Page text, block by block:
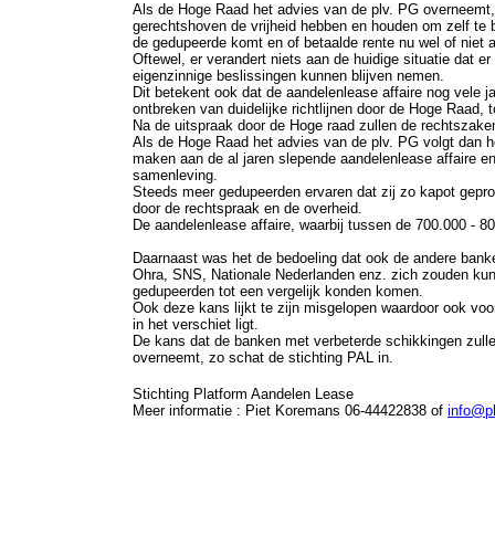
Als de Hoge Raad het advies van de plv. PG
gerechtshoven de vrijheid hebben en houden om zelf
de gedupeerde komt en of betaalde rente nu wel of niet
Oftewel, er verandert niets aan de huidige situatie dat
eigenzinnige beslissingen kunnen blijven nemen.
Dit betekent ook dat de aandelenlease affaire nog vele
ontbreken van duidelijke richtlijnen door de Hoge
Na de uitspraak door de Hoge raad zullen de
Als de Hoge Raad het advies van de plv. PG volgt dan
maken aan de al jaren slepende aandelenlease affaire
samenleving.
Steeds meer gedupeerden ervaren dat zij zo kapot
door de rechtspraak en de overheid.
De aandelenlease affaire, waarbij tussen de 700.000 -
Daarnaast was het de bedoeling dat ook de andere
Ohra, SNS, Nationale Nederlanden enz. zich zouden
gedupeerden tot een vergelijk konden komen.
Ook deze kans lijkt te zijn misgelopen waardoor ook
in het verschiet ligt.
De kans dat de banken met verbeterde schikkingen
overneemt, zo schat de stichting PAL in.
Stichting Platform Aandelen Lease
Meer informatie : Piet Koremans 06-44422838 of